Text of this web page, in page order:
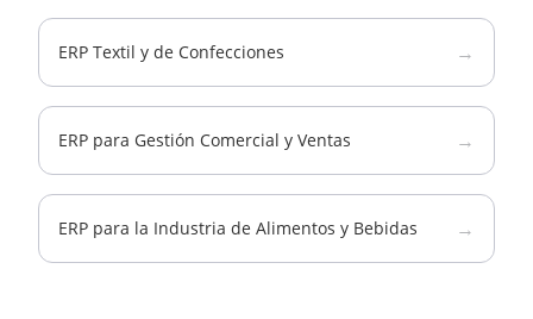
ERP Textil y de Confecciones →
ERP para Gestión Comercial y Ventas →
ERP para la Industria de Alimentos y Bebidas →